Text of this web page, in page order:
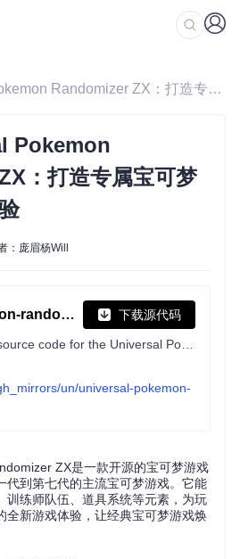
/ 探索Universal Pokemon Randomizer ZX：打造专属宝可梦冒险的全新体验
Pokemon
：打造专属宝可梦
：庞眉杨Will
universal-pokemon-randomizer-zx 下载源代码
un/universal-pokemon-
ZX是一款开源的宝可梦游戏
代到第七代的主流宝可梦游戏。它能
训练师队伍、道具系统等元素，为玩
全新游戏体验，让经典宝可梦游戏焕